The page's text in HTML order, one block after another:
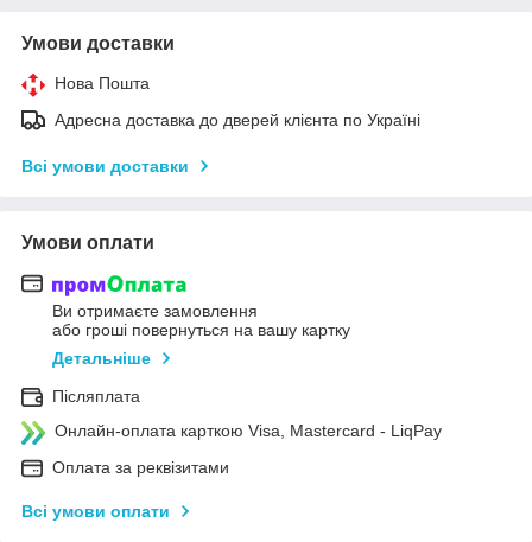
Умови доставки
Нова Пошта
Адресна доставка до дверей клієнта по Україні
Всі умови доставки
Умови оплати
Ви отримаєте замовлення
або гроші повернуться на вашу картку
Детальніше
Післяплата
Онлайн-оплата карткою Visa, Mastercard - LiqPay
Оплата за реквізитами
Всі умови оплати